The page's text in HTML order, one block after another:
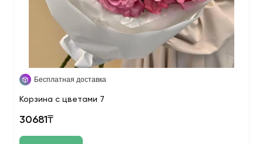
Бесплатная доставка
Корзина с цветами 7
30681₸